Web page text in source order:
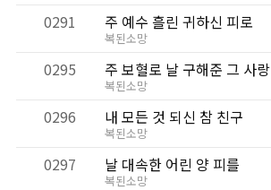
0291 주 예수 흘린 귀하신 피로
복된소망
0295 주 보혈로 날 구해준 그 사랑
복된소망
0296 내 모든 것 되신 참 친구
복된소망
0297 날 대속한 어린 양 피를
복된소망